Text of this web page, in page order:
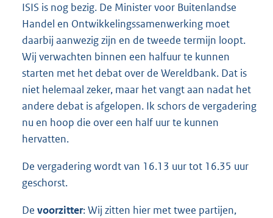
ISIS is nog bezig. De Minister voor Buitenlandse
Handel en Ontwikkelingssamenwerking moet
daarbij aanwezig zijn en de tweede termijn loopt.
Wij verwachten binnen een halfuur te kunnen
starten met het debat over de Wereldbank. Dat is
niet helemaal zeker, maar het vangt aan nadat het
andere debat is afgelopen. Ik schors de vergadering
nu en hoop die over een half uur te kunnen
hervatten.
De vergadering wordt van 16.13 uur tot 16.35 uur
geschorst.
De voorzitter: Wij zitten hier met twee partijen,